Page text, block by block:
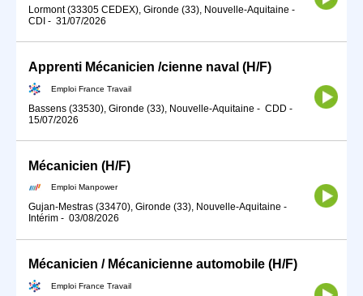
Lormont (33305 CEDEX), Gironde (33), Nouvelle-Aquitaine -
CDI - 31/07/2026
Apprenti Mécanicien /cienne naval (H/F)
Emploi France Travail
Bassens (33530), Gironde (33), Nouvelle-Aquitaine - CDD -
15/07/2026
Mécanicien (H/F)
Emploi Manpower
Gujan-Mestras (33470), Gironde (33), Nouvelle-Aquitaine -
Intérim - 03/08/2026
Mécanicien / Mécanicienne automobile (H/F)
Emploi France Travail